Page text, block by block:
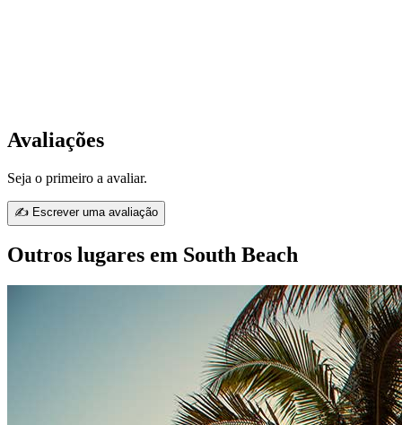
Avaliações
Seja o primeiro a avaliar.
✍ Escrever uma avaliação
Outros lugares em South Beach